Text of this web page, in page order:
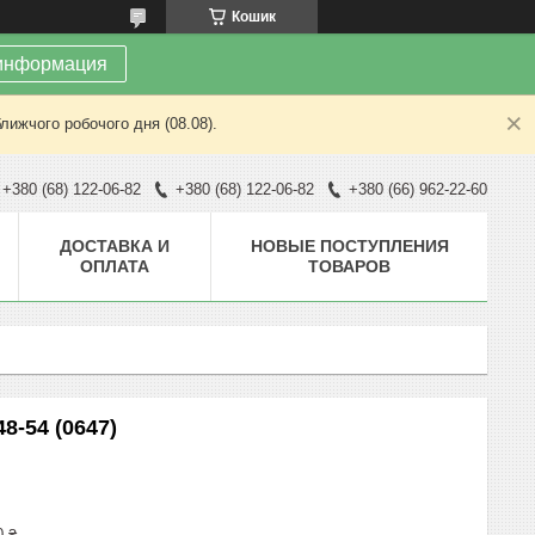
Кошик
робочого дня (08.08).
+380 (68) 122-06-82 +380 (68) 122-06-82 +380 (66) 962-22-60
ДОСТАВКА И
ОПЛАТА
НОВЫЕ ПОСТУПЛЕНИЯ
ТОВАРОВ
54 (0647)